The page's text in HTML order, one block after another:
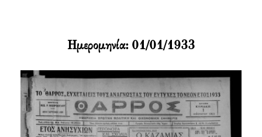
Ημερομηνία: 01/01/1933